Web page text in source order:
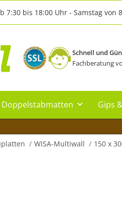
7:30 bis 18:00 Uhr - Samstag von
Schnell und
Fachberatung
Doppelstabmatten Gips
WISA-Multiwall 150 x